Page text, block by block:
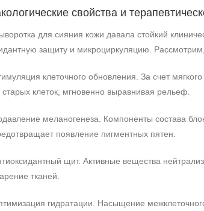
свойства и
для сияния кожи давала стойкий
защиту и микроциркуляцию.
клеточного обновления. За счет
старых клеток, мгновенно выравнивая рельеф.
меланогенеза. Компоненты состава
появление пигментных пятен.
щит. Активные вещества
тканей.
гидратации. Насыщение